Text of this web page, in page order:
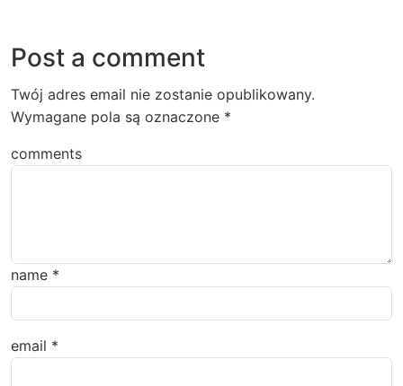
Post a comment
Twój adres email nie zostanie opublikowany.
Wymagane pola są oznaczone *
comments
name *
email *